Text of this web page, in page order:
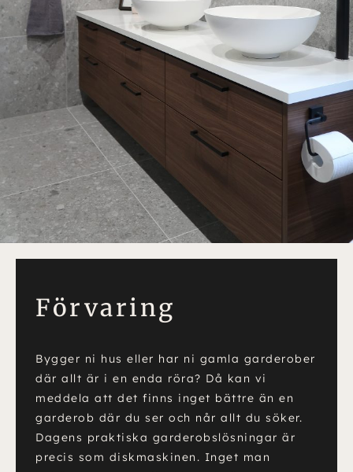
Förvaring
Bygger ni hus eller har ni gamla garderober
där allt är i en enda röra? Då kan vi
meddela att det finns inget bättre än en
garderob där du ser och når allt du söker.
Dagens praktiska garderobslösningar är
precis som diskmaskinen. Inget man